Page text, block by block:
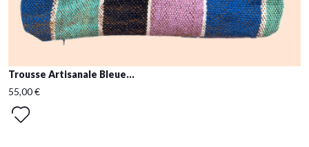
Trousse Artisanale Bleue...
55,00 €